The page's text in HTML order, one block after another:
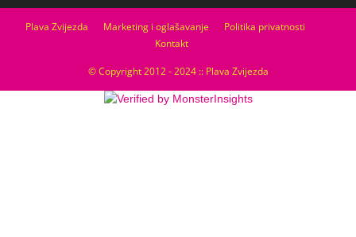
Plava Zvijezda Marketing i oglašavanje
Politika privatnosti
Kontakt
© Copyright 2012 - 2024 :: Plava Zvijezda